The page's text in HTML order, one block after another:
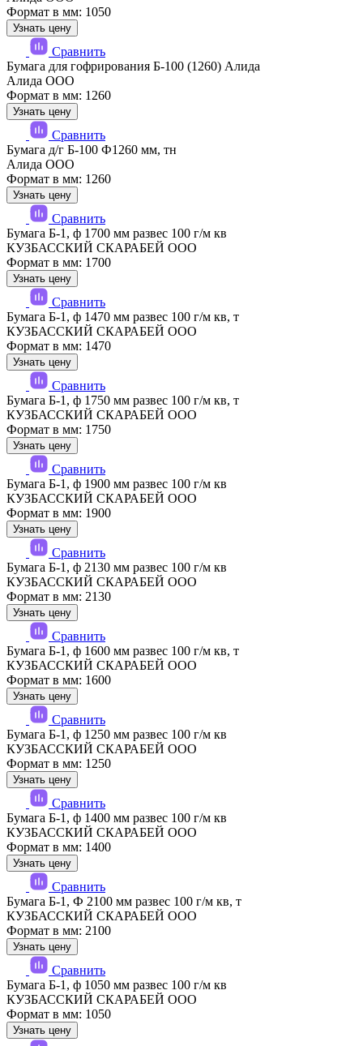
Формат в мм: 1050
Узнать цену
Сравнить
Бумага для гофрирования Б-100 (1260) Алида
Алида ООО
Формат в мм: 1260
Узнать цену
Сравнить
Бумага д/г Б-100 Ф1260 мм, тн
Алида ООО
Формат в мм: 1260
Узнать цену
Сравнить
Бумага Б-1, ф 1700 мм развес 100 г/м кв
КУЗБАССКИЙ СКАРАБЕЙ ООО
Формат в мм: 1700
Узнать цену
Сравнить
Бумага Б-1, ф 1470 мм развес 100 г/м кв, т
КУЗБАССКИЙ СКАРАБЕЙ ООО
Формат в мм: 1470
Узнать цену
Сравнить
Бумага Б-1, ф 1750 мм развес 100 г/м кв, т
КУЗБАССКИЙ СКАРАБЕЙ ООО
Формат в мм: 1750
Узнать цену
Сравнить
Бумага Б-1, ф 1900 мм развес 100 г/м кв
КУЗБАССКИЙ СКАРАБЕЙ ООО
Формат в мм: 1900
Узнать цену
Сравнить
Бумага Б-1, ф 2130 мм развес 100 г/м кв
КУЗБАССКИЙ СКАРАБЕЙ ООО
Формат в мм: 2130
Узнать цену
Сравнить
Бумага Б-1, ф 1600 мм развес 100 г/м кв, т
КУЗБАССКИЙ СКАРАБЕЙ ООО
Формат в мм: 1600
Узнать цену
Сравнить
Бумага Б-1, ф 1250 мм развес 100 г/м кв
КУЗБАССКИЙ СКАРАБЕЙ ООО
Формат в мм: 1250
Узнать цену
Сравнить
Бумага Б-1, ф 1400 мм развес 100 г/м кв
КУЗБАССКИЙ СКАРАБЕЙ ООО
Формат в мм: 1400
Узнать цену
Сравнить
Бумага Б-1, Ф 2100 мм развес 100 г/м кв, т
КУЗБАССКИЙ СКАРАБЕЙ ООО
Формат в мм: 2100
Узнать цену
Сравнить
Бумага Б-1, ф 1050 мм развес 100 г/м кв
КУЗБАССКИЙ СКАРАБЕЙ ООО
Формат в мм: 1050
Узнать цену